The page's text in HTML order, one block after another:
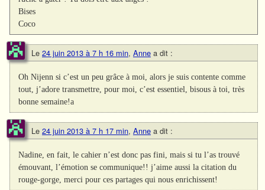
Bises
Coco
Le 24 juin 2013 à 7 h 16 min, Anne a dit :
Oh Nijenn si c’est un peu grâce à moi, alors je suis contente comme
tout, j’adore transmettre, pour moi, c’est essentiel, bisous à toi, très
bonne semaine!a
Le 24 juin 2013 à 7 h 17 min, Anne a dit :
Nadine, en fait, le cahier n’est donc pas fini, mais si tu l’as trouvé
émouvant, l’émotion se communique!! j’aime aussi la citation du
rouge-gorge, merci pour ces partages qui nous enrichissent!